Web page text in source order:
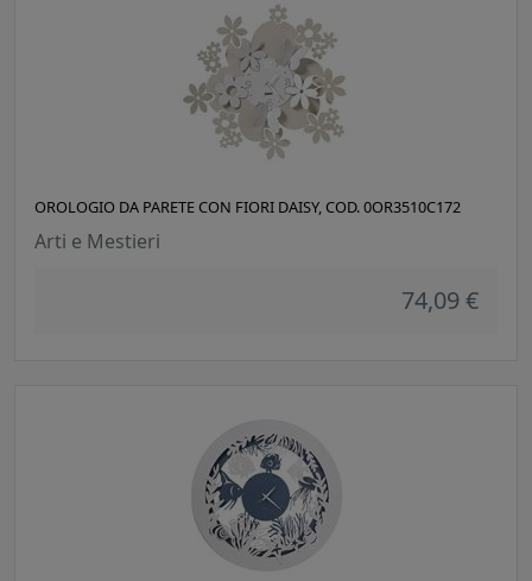
OROLOGIO DA PARETE CON FIORI DAISY, COD. 0OR3510C172
Arti e Mestieri
74,09 €